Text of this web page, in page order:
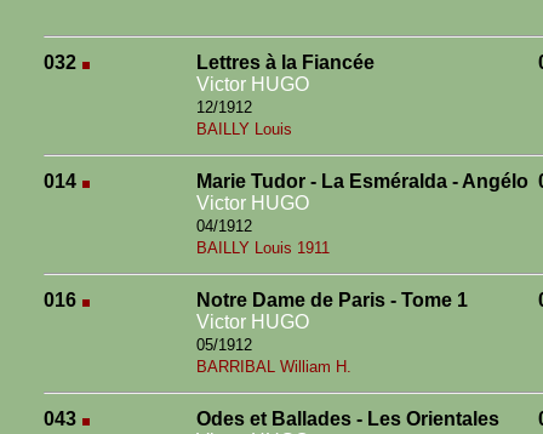
032
Lettres à la Fiancée
Victor HUGO
12/1912
BAILLY Louis
014
Marie Tudor - La Esméralda - Angélo
Victor HUGO
04/1912
BAILLY Louis 1911
016
Notre Dame de Paris - Tome 1
Victor HUGO
05/1912
BARRIBAL William H.
043
Odes et Ballades - Les Orientales